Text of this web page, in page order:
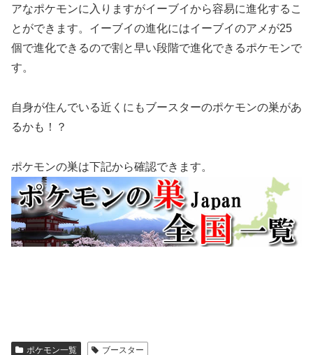
アなポケモンに入りますがイーブイから容易に進化するこ
とができます。イーブイの進化にはイーブイのアメが25
個で進化できるので割と早い段階で進化できるポケモンで
す。
自身が住んでいる近くにもブースターのポケモンの巣があ
るかも！？
ポケモンの巣は下記から確認できます。
ポケモン一覧 ブースター